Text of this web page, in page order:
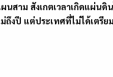
สาม สังเกตเวลาเกิดแผ่น
ปี แต่ประเทศที่ไม่ได้เตรีย